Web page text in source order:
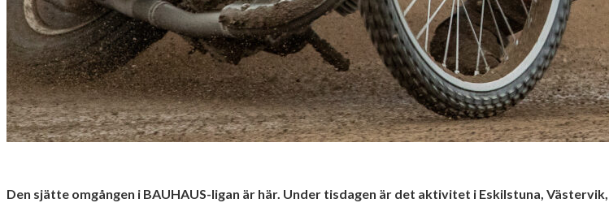
Den sjätte omgången i BAUHAUS-ligan är här. Under tisdagen är det aktivitet i Eskilstuna,